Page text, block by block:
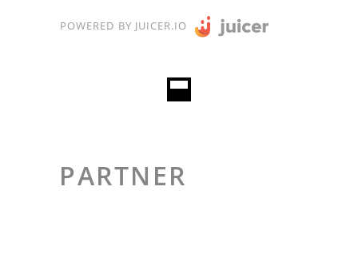
POWERED BY JUICER.IO
PARTNER